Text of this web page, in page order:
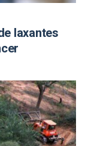
laxantes